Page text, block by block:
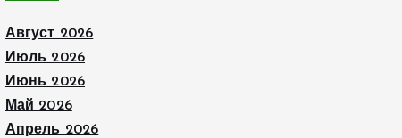
Август 2026
Июль 2026
Июнь 2026
Май 2026
Апрель 2026